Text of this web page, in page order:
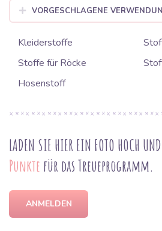
VORGESCHLAGENE
Kleiderstoffe
Stoffe für Röcke
Hosenstoff
LADEN SIE HIER EIN FOTO HOCH
Punkte für das Treueprogramm.
ANMELDEN